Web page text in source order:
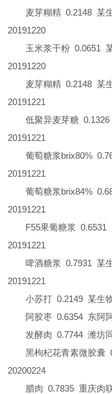
麦芽糊精 0.2148 某
20191220
玉米浆干粉 0.0651
20191220
麦芽糊精 0.2148 某
20191221
低聚异麦芽糖 0.1326
20191221
葡萄糖浆brix80%
20191221
葡萄糖浆brix84%
20191221
F55果葡糖浆 0.6531
20191221
啤酒糖浆
0.7931 某
20191221
小苏打 0.2149 某生
阿胶枣 0.6354 东阿
发酵肉 0.7744 潍坊
黑枸杞花青素微胶囊
20200224
腊肉 0.7835 重庆肉